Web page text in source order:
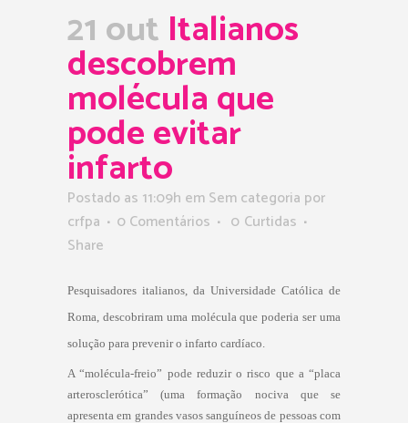
21 out Italianos
descobrem
molécula que
pode evitar
infarto
Postado as 11:09h em Sem categoria por
crfpa
0 Comentários 0 Curtidas
Share
Pesquisadores italianos, da Universidade Católica de
Roma, descobriram uma molécula que poderia ser uma
solução para prevenir o infarto cardíaco.
A “molécula-freio” pode reduzir o risco que a “placa
arterosclerótica” (uma formação nociva que se
apresenta em grandes vasos sanguíneos de pessoas com